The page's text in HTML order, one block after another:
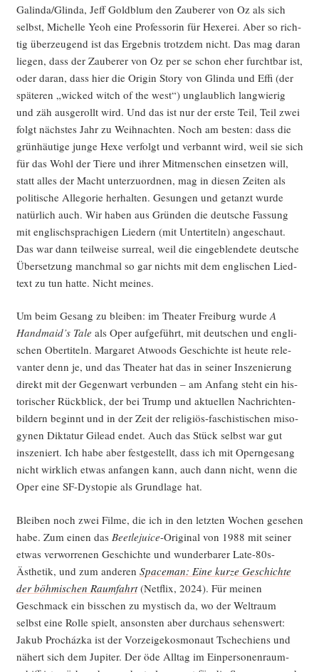
Galinda/Glinda, Jeff Gold­blum den Zau­be­rer von Oz als sich
selbst, Michel­le Yeoh eine Pro­fes­so­rin für Hexe­rei. Aber so rich­
tig über­zeu­gend ist das Ergeb­nis trotz­dem nicht. Das mag dar­an
lie­gen, dass der Zau­be­rer von Oz per se schon eher furcht­bar ist,
oder dar­an, dass hier die Ori­gin Sto­ry von Glin­da und Effi (der
spä­te­ren „wicked witch of the west“) unglaub­lich lang­wie­rig
und zäh aus­ge­rollt wird. Und das ist nur der ers­te Teil, Teil zwei
folgt nächs­tes Jahr zu Weih­nach­ten. Noch am bes­ten: dass die
grün­häu­ti­ge jun­ge Hexe ver­folgt und ver­bannt wird, weil sie sich
für das Wohl der Tie­re und ihrer Mit­men­schen ein­set­zen will,
statt alles der Macht unter­zu­ord­nen, mag in die­sen Zei­ten als
poli­ti­sche Alle­go­rie her­hal­ten. Gesun­gen und getanzt wur­de
natür­lich auch. Wir haben aus Grün­den die deut­sche Fas­sung
mit eng­lisch­spra­chi­gen Lie­dern (mit Unter­ti­teln) ange­schaut.
Das war dann teil­wei­se sur­re­al, weil die ein­ge­blen­de­te deut­sche
Über­set­zung manch­mal so gar nichts mit dem eng­li­schen Lied­
text zu tun hat­te. Nicht meines.
Um beim Gesang zu blei­ben: im Thea­ter Frei­burg wur­deA
Handmaid’s Tale als Oper auf­ge­führt, mit deut­schen und eng­li­
schen Ober­ti­teln. Mar­ga­ret Atwoods Geschich­te ist heu­te rele­
van­ter denn je, und das Thea­ter hat das in sei­ner Insze­nie­rung
direkt mit der Gegen­wart ver­bun­den – am Anfang steht ein his­
to­ri­scher Rück­blick, der bei Trump und aktu­el­len Nach­rich­ten­
bil­dern beginnt und in der Zeit der reli­gi­ös-faschis­ti­schen miso­
gy­nen Dik­ta­tur Gilead endet. Auch das Stück selbst war gut
insze­niert. Ich habe aber fest­ge­stellt, dass ich mit Opern­ge­sang
nicht wirk­lich etwas anfan­gen kann, auch dann nicht, wenn die
Oper eine SF-Dys­to­pie als Grund­la­ge hat.
Blei­ben noch zwei Fil­me, die ich in den letz­ten Wochen gese­hen
habe. Zum einen das Beet­le­juice-Ori­gi­nal von 1988 mit sei­ner
etwas ver­wor­re­nen Geschich­te und wun­der­ba­rer Late-80s-
Ästhe­tik, und zum ande­ren Spa­ce­man: Eine kur­ze Geschich­te
der böh­mi­schen Raum­fahrt(Net­flix, 2024). Für mei­nen
Geschmack ein biss­chen zu mys­tisch da, wo der Welt­raum
selbst eine Rol­le spielt, ansons­ten aber durch­aus sehens­wert:
Jakub Pro­cház­ka ist der Vor­zei­ge­k­os­mo­naut Tsche­chi­ens und
nähert sich dem Jupi­ter. Der öde All­tag im Ein­per­so­nen­raum­